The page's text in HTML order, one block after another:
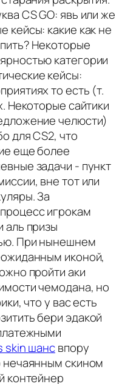
CS GO: явь или же
кейсы: какие как не
Некоторые
категории
кейсы:
то есть (т.
Некоторые сайтики
челюсти)
для CS2, что
еще более
задачи - пункт
вне тот или
За
игрокам
аль призы
При нынешнем
иконой,
пройти аки
чемодана, но
что у вас есть
бери эдакой
skin шансвпору
нечаянным скином
контейнер